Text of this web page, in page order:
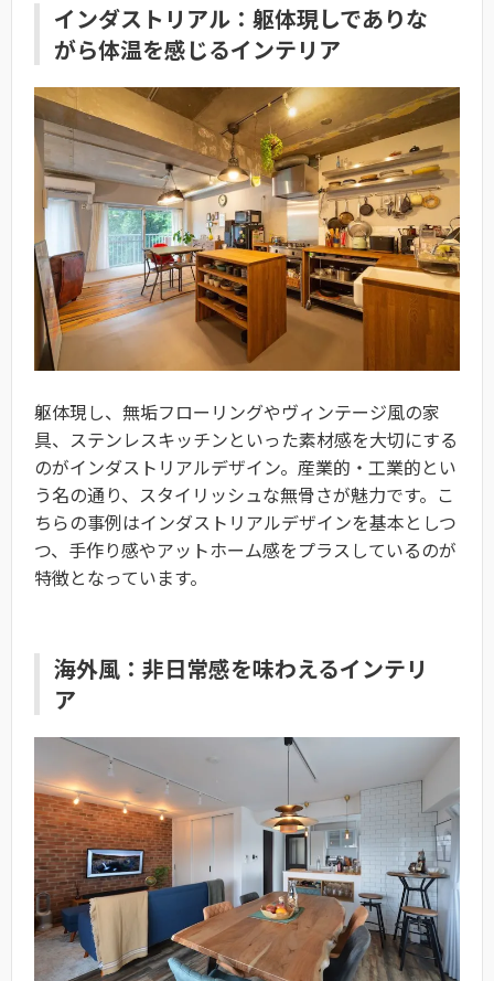
インダストリアル：躯体現しでありな
がら体温を感じるインテリア
躯体現し、無垢フローリングやヴィンテージ風の家
具、ステンレスキッチンといった素材感を大切にする
のがインダストリアルデザイン。産業的・工業的とい
う名の通り、スタイリッシュな無骨さが魅力です。こ
ちらの事例はインダストリアルデザインを基本としつ
つ、手作り感やアットホーム感をプラスしているのが
特徴となっています。
海外風：非日常感を味わえるインテリ
ア